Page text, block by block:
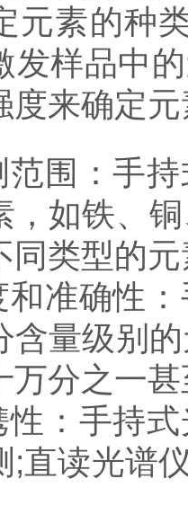
元素的种
发样品中
度来确定
：手持
，如铁、
同类型的
确性：
含量级别
万分之一
手持式
;直读光谱